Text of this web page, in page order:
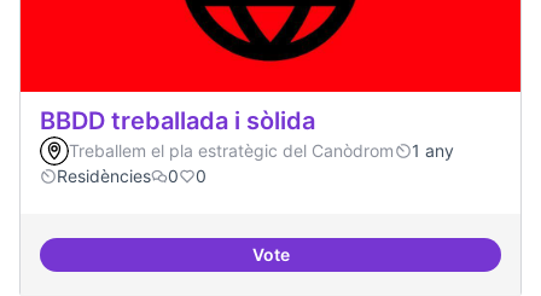
BBDD treballada i sòlida
Treballem el pla estratègic del Canòdrom
1 any
Residències
0 0
VoteBBDD treballada i sòlida